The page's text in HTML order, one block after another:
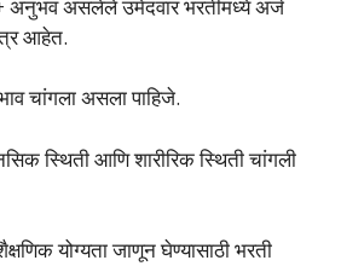
+ अनुभव असलेले उमेदवार भरतीमध्ये अर्ज
आहेत.
चांगला असला पाहिजे.
स्थिती आणि शारीरिक स्थिती चांगली
योग्यता जाणून घेण्यासाठी भरती